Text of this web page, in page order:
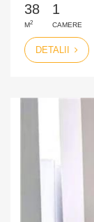
38
M2
1
CAMERE
DETALII